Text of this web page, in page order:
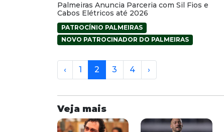
Palmeiras Anuncia Parceria com Sil Fios e
Cabos Elétricos até 2026
PATROCÍNIO PALMEIRAS
NOVO PATROCINADOR DO PALMEIRAS
‹ 1 2 3 4 ›
Veja mais